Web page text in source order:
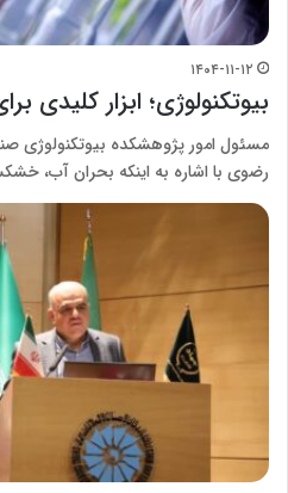
۱۴۰۴-۱۱-۱۲
بیوتکنولوژی؛ ابزار کلیدی
مسئول امور پژوهشکده بیوتکنولوژی
رضوی با اشاره به اینکه بحران آب،